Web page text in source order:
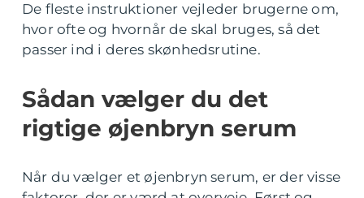
De fleste instruktioner vejleder brugerne om,
hvor ofte og hvornår de skal bruges, så det
passer ind i deres skønhedsrutine.
Sådan vælger du det
rigtige øjenbryn serum
Når du vælger et øjenbryn serum, er der visse